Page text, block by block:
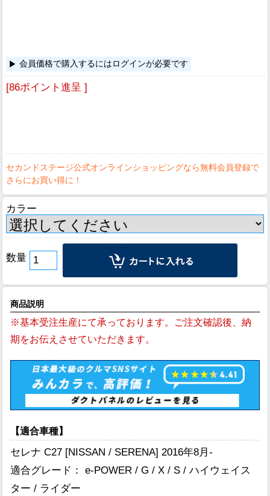
会員価格で購入するにはログインが必要です
[86ポイント進呈 ]
カラー
数量
商品説明
※基本受注生産にて承っております。ご注文確認後、納
期をお伝えさせていただきます。
【適合車種】
セレナ C27 [NISSAN / SERENA] 2016年8月-
適合グレード： e-POWER / G / X / S / ハイウェイス
ター / ライダー